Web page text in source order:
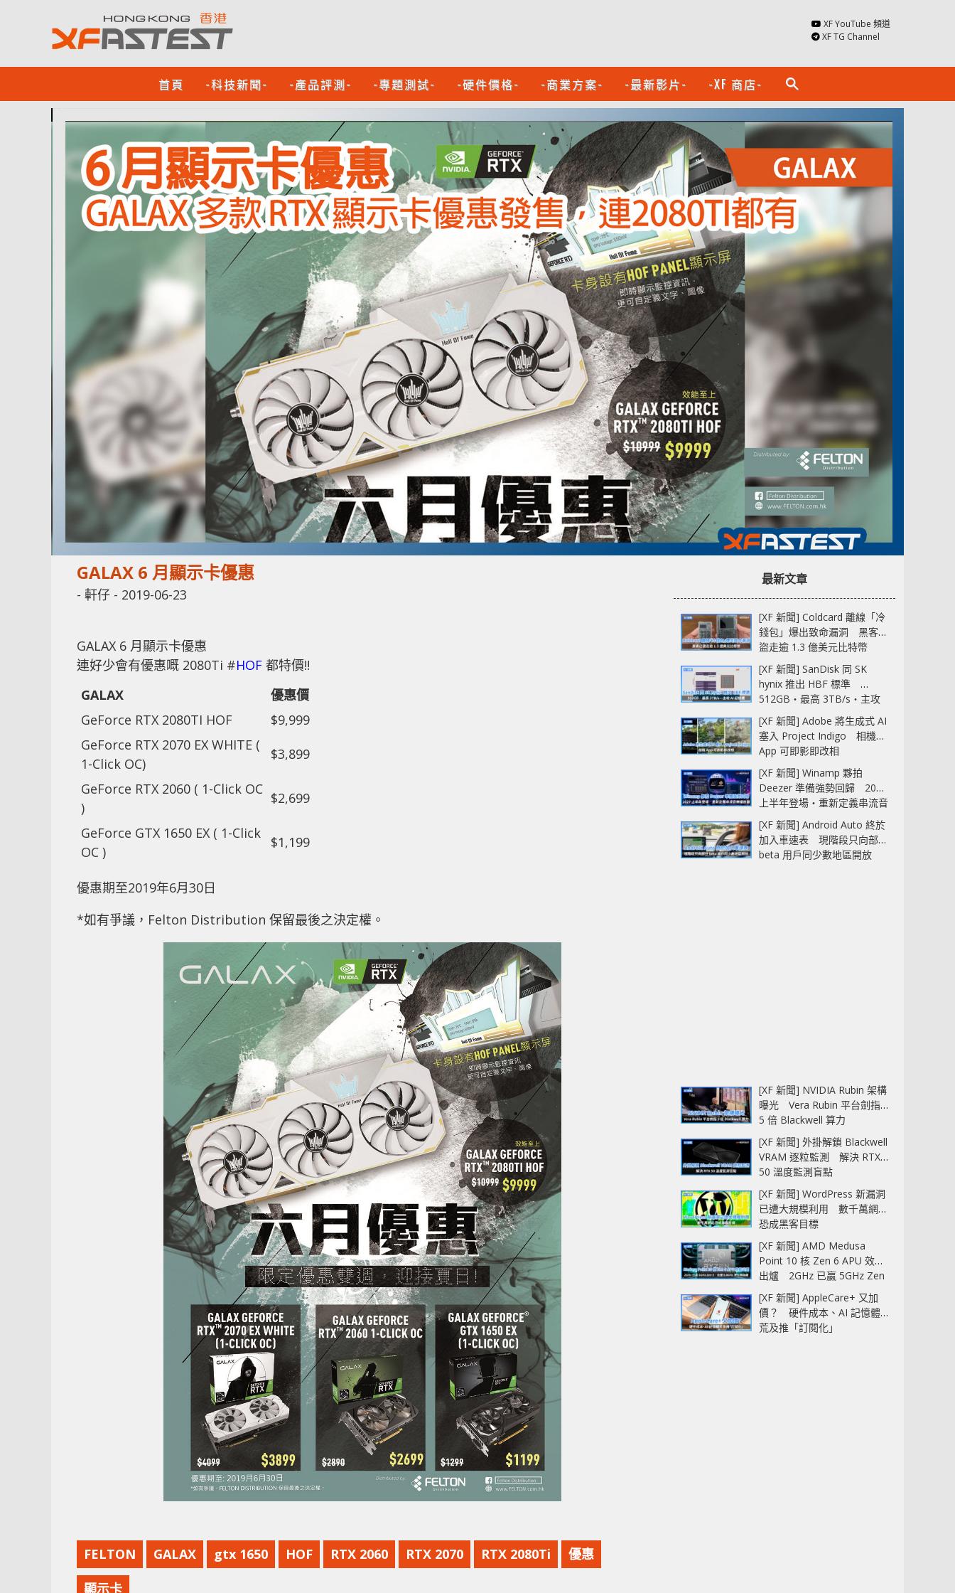
XF YouTube 頻道
XF TG Channel
首頁 -科技新聞- -產品評測- -專題測試- -硬件價格- -商業方案- -最新影片- -XF 商店- search
GALAX 6 月顯示卡優惠
- 軒仔 - 2019-06-23
GALAX 6 月顯示卡優惠
連好少會有優惠嘅 2080Ti #HOF 都特價!!
GALAX
優惠價
GeForce RTX 2080TI HOF
$9,999
GeForce RTX 2070 EX WHITE (
1-Click OC)
$3,899
GeForce RTX 2060 ( 1-Click OC
)
$2,699
GeForce GTX 1650 EX ( 1-Click
OC )
$1,199
優惠期至2019年6月30日
*如有爭議，Felton Distribution 保留最後之決定權。
FELTON GALAX gtx 1650 HOF RTX 2060 RTX 2070 RTX 2080Ti 優惠
顯示卡
最新文章
[XF 新聞] Coldcard 離線「冷
錢包」爆出致命漏洞 黑客已
盜走逾 1.3 億美元比特幣
[XF 新聞] SanDisk 同 SK
hynix 推出 HBF 標準
512GB‧最高 3TB/s‧主攻
AI 記憶體
[XF 新聞] Adobe 將生成式 AI
塞入 Project Indigo 相機
App 可即影即改相
[XF 新聞] Winamp 夥拍
Deezer 準備強勢回歸 2027
上半年登場‧重新定義串流音
樂播放器
[XF 新聞] Android Auto 終於
加入車速表 現階段只向部分
beta 用戶同少數地區開放
[XF 新聞] NVIDIA Rubin 架構
曝光 Vera Rubin 平台劍指
5 倍 Blackwell 算力
[XF 新聞] 外掛解鎖 Blackwell
VRAM 逐粒監測 解決 RTX
50 溫度監測盲點
[XF 新聞] WordPress 新漏洞
已遭大規模利用 數千萬網站
恐成黑客目標
[XF 新聞] AMD Medusa
Point 10 核 Zen 6 APU 效能
出爐 2GHz 已贏 5GHz Zen
5‧全速 5.4GHz 更拉開距離
[XF 新聞] AppleCare+ 又加
價？ 硬件成本、AI 記憶體
荒及推「訂閱化」